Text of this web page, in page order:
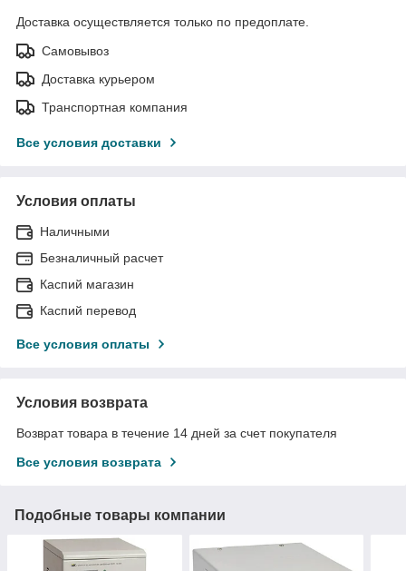
Доставка осуществляется только по предоплате.
Самовывоз
Доставка курьером
Транспортная компания
Все условия доставки
Условия оплаты
Наличными
Безналичный расчет
Каспий магазин
Каспий перевод
Все условия оплаты
Условия возврата
Возврат товара в течение 14 дней за счет покупателя
Все условия возврата
Подобные товары компании